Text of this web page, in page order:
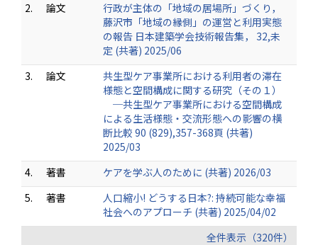
2.
論文
行政が主体の「地域の居場所」づくり，
藤沢市「地域の縁側」の運営と利用実態
の報告 日本建築学会技術報告集， 32,未
定 (共著) 2025/06
3.
論文
共生型ケア事業所における利用者の滞在
様態と空間構成に関する研究（その１）
─共生型ケア事業所における空間構成
による生活様態・交流形態への影響の横
断比較 90 (829),357-368頁 (共著)
2025/03
4.
著書
ケアを学ぶ人のために (共著) 2026/03
5.
著書
人口縮小! どうする日本?: 持続可能な幸福
社会へのアプローチ (共著) 2025/04/02
全件表示（320件）